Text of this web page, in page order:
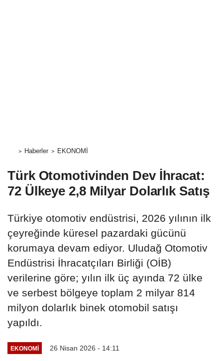
Haberler EKONOMİ
Türk Otomotivinden Dev İhracat:
72 Ülkeye 2,8 Milyar Dolarlık Satış
Türkiye otomotiv endüstrisi, 2026 yılının ilk
çeyreğinde küresel pazardaki gücünü
korumaya devam ediyor. Uludağ Otomotiv
Endüstrisi İhracatçıları Birliği (OİB)
verilerine göre; yılın ilk üç ayında 72 ülke
ve serbest bölgeye toplam 2 milyar 814
milyon dolarlık binek otomobil satışı
yapıldı.
EKONOMİ 26 Nisan 2026 - 14:11